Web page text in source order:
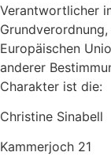
Verantwortlicher
Europäischen
anderer
Charakter ist die:
Christine Sinabell
Kammerjoch 21